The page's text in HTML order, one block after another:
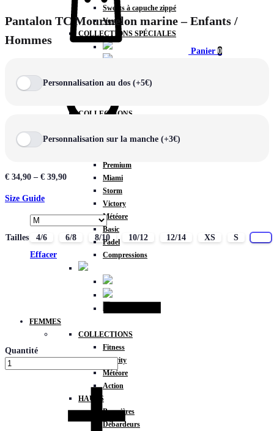
Sweats à capuche zippé
Vestes
COLLECTIONS SPÉCIALES
COLLECTIONS
Rex
Premium
Miami
Storm
Victory
Météore
Basic
Padel
Compressions
FEMMES
COLLECTIONS
Fitness
Gravity
Météore
Action
HAUTS
Brassières
Débardeurs
Panier 0
Pantalon TC Mourmelon marine – Enfants /
Hommes
Personnalisation au dos (+5€)
Personnalisation sur la manche (+3€)
€ 34,90 – € 39,90
Size Guide
Tailles 4/6 6/8 8/10 10/12 12/14 XS S
Effacer
Quantité